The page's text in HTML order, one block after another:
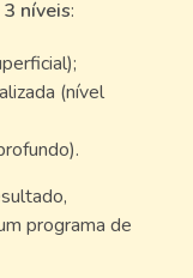
3 níveis:
(nível
programa de